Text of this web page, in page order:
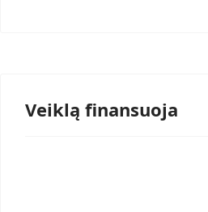
Veiklą finansuoja